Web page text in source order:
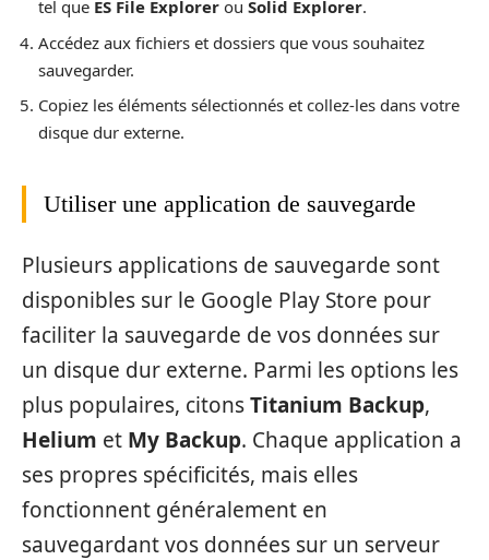
tel que ES File Explorer ou Solid Explorer.
Accédez aux fichiers et dossiers que vous souhaitez
sauvegarder.
Copiez les éléments sélectionnés et collez-les dans votre
disque dur externe.
Utiliser une application de sauvegarde
Plusieurs applications de sauvegarde sont
disponibles sur le Google Play Store pour
faciliter la sauvegarde de vos données sur
un disque dur externe. Parmi les options les
plus populaires, citonsTitanium Backup,
Helium et My Backup. Chaque application a
ses propres spécificités, mais elles
fonctionnent généralement en
sauvegardant vos données sur un serveur